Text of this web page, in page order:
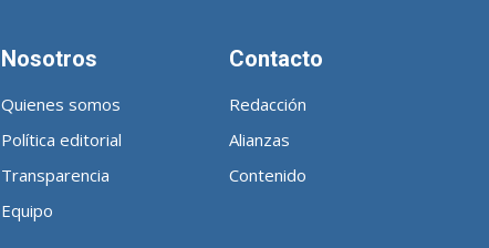
Nosotros
Quienes somos
Política editorial
Transparencia
Equipo
Contacto
Redacción
Alianzas
Contenido